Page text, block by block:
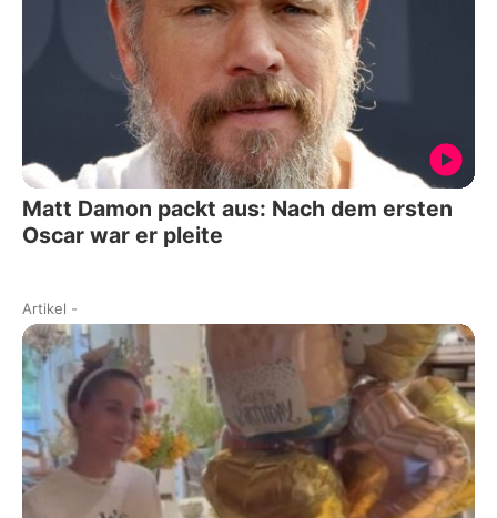
Matt Damon packt aus: Nach dem ersten
Oscar war er pleite
Artikel -